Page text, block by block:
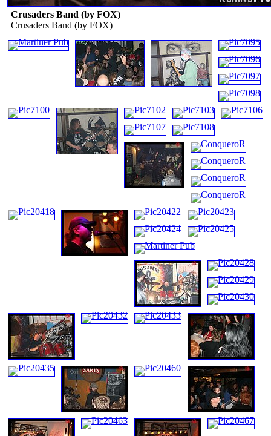
Crusaders Band (by FOX)
Crusaders Band (by FOX)